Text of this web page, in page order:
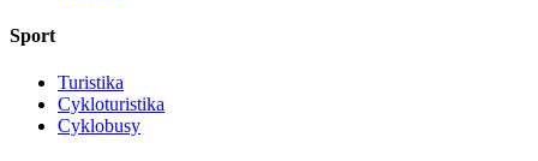
Sport
Turistika
Cykloturistika
Cyklobusy